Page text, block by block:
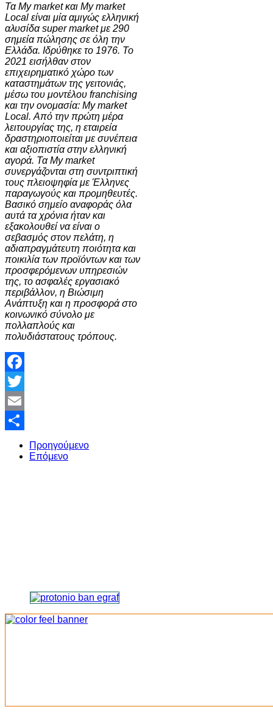
Τα My market και My market
Local είναι μία αμιγώς ελληνική
αλυσίδα super market με 290
σημεία πώλησης σε όλη την
Ελλάδα. Ιδρύθηκε το 1976. Το
2021 εισήλθαν στον
επιχειρηματικό χώρο των
καταστημάτων της γειτονιάς,
μέσω του μοντέλου franchising
και την ονομασία: My market
Local. Από την πρώτη μέρα
λειτουργίας της, η εταιρεία
δραστηριοποιείται με συνέπεια
και αξιοπιστία στην ελληνική
αγορά. Τα My market
συνεργάζονται στη συντριπτική
τους πλειοψηφία με Έλληνες
παραγωγούς και προμηθευτές.
Βασικό σημείο αναφοράς όλα
αυτά τα χρόνια ήταν και
εξακολουθεί να είναι ο
σεβασμός στον πελάτη, η
αδιαπραγμάτευτη ποιότητα και
ποικιλία των προϊόντων και των
προσφερόμενων υπηρεσιών
της, το ασφαλές εργασιακό
περιβάλλον, η Βιώσιμη
Ανάπτυξη και η προσφορά στο
κοινωνικό σύνολο με
πολλαπλούς και
πολυδιάστατους τρόπους.
Facebook
Twitter
Email
Share
Προηγούμενο
Επόμενο